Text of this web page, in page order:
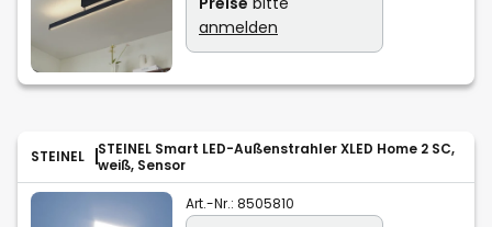
anmelden
STEINEL
STEINEL Smart LED-Außenstrahler XLED Home 2 SC,
weiß, Sensor
Art.-Nr.: 8505810